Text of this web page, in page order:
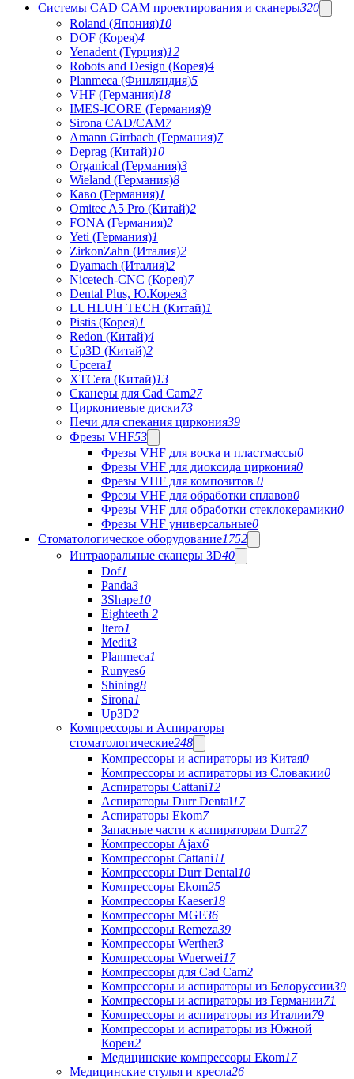
Системы CAD CAM проектирования и сканеры320
Roland (Япония)10
DOF (Корея)4
Yenadent (Турция)12
Robots and Design (Корея)4
Planmeca (Финляндия)5
VHF (Германия)18
IMES-ICORE (Германия)9
Sirona CAD/CAM7
Amann Girrbach (Германия)7
Deprag (Китай)10
Organical (Германия)3
Wieland (Германия)8
Каво (Германия)1
Omitec A5 Pro (Китай)2
FONA (Германия)2
Yeti (Германия)1
ZirkonZahn (Италия)2
Dyamach (Италия)2
Nicetech-CNC (Корея)7
Dental Plus, Ю.Корея3
LUHLUH TECH (Китай)1
Pistis (Корея)1
Redon (Китай)4
Up3D (Китай)2
Upcera1
XTCera (Китай)13
Сканеры для Cad Cam27
Циркониевые диски73
Печи для спекания циркония39
Фрезы VHF53
Фрезы VHF для воска и пластмассы0
Фрезы VHF для диоксида циркония0
Фрезы VHF для композитов 0
Фрезы VHF для обработки сплавов0
Фрезы VHF для обработки стеклокерамики0
Фрезы VHF универсальные0
Стоматологическое оборудование1752
Интраоральные сканеры 3D40
Dof1
Panda3
3Shape10
Eighteeth 2
Itero1
Medit3
Planmeca1
Runyes6
Shining8
Sirona1
Up3D2
Компрессоры и Аспираторы
стоматологические248
Компрессоры и аспираторы из Китая0
Компрессоры и аспираторы из Словакии0
Аспираторы Cattani12
Аспираторы Durr Dental17
Аспираторы Ekom7
Запасные части к аспираторам Durr27
Компрессоры Ajax6
Компрессоры Cattani11
Компрессоры Durr Dental10
Компрессоры Ekom25
Компрессоры Kaeser18
Компрессоры MGF36
Компрессоры Remeza39
Компрессоры Werther3
Компрессоры Wuerwei17
Компрессоры для Cad Cam2
Компрессоры и аспираторы из Белоруссии39
Компрессоры и аспираторы из Германии71
Компрессоры и аспираторы из Италии79
Компрессоры и аспираторы из Южной
Кореи2
Медицинские компрессоры Ekom17
Медицинские стулья и кресла26